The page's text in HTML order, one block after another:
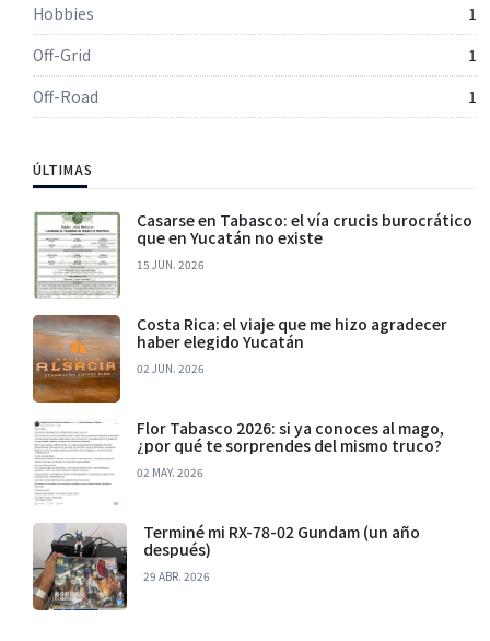
Hobbies
1
Off-Grid
1
Off-Road
1
ÚLTIMAS
Casarse en Tabasco: el vía crucis burocrático
que en Yucatán no existe
15 JUN. 2026
Costa Rica: el viaje que me hizo agradecer
haber elegido Yucatán
02 JUN. 2026
Flor Tabasco 2026: si ya conoces al mago,
¿por qué te sorprendes del mismo truco?
02 MAY. 2026
Terminé mi RX-78-02 Gundam (un año
después)
29 ABR. 2026